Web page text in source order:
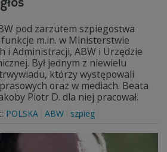
pod zarzutem szpiegostwa
funkcje m.in. w Ministerstwie
i Administracji, ABW i Urzędzie
Był jednym z niewielu
którzy występowali
oraz w mediach. Beata
Piotr D. dla niej pracował.
POLSKA ABW szpieg